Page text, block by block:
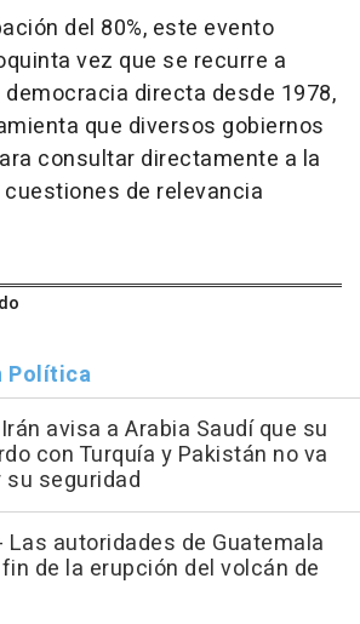
del 80%, este evento
vez que se recurre a
directa desde 1978,
que diversos gobiernos
consultar directamente a la
de relevancia
Política
avisa a Arabia Saudí que su
con Turquía y Pakistán no va
seguridad
Las autoridades de Guatemala
de la erupción del volcán de